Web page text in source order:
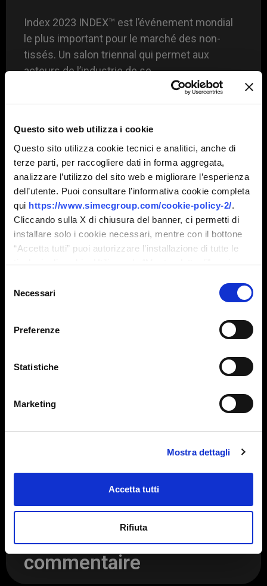
Questo sito web utilizza i cookie
Questo sito utilizza cookie tecnici e analitici, anche di
terze parti, per raccogliere dati in forma aggregata,
analizzare l’utilizzo del sito web e migliorare l’esperienza
dell’utente. Puoi consultare l’informativa cookie completa
qui https://www.simecgroup.com/cookie-policy-2/.
Cliccando sulla X di chiusura del banner, ci permetti di
installare solo i cookie necessari, mentre con il bottone
“Accetta tutti” puoi autorizzare l’installazione di tutte le
tipologie di cookie. Utilizzando “Mostra dettagli” puoi
successivi.
delNecessari
Preferenze
Statistiche
Marketing
Mostra dettagli
Accetta tutti
Rifiuta
Index 2023 INDEX™ est l’événement mondial
le plus important pour le marché des non-
tissés. Un salon triennal qui permet aux
acteurs de l’industrie de se
LEGGI TUTTO »
30 mars 2023 Aucun
commentaire
FOIRES ET ÉVÉNEMENTS
K 2022 K Dusseldorf™ le principal salon
mondial de l’industrie des plastiques et du
LEGGI TUTTO »
29 août 2022 Aucun
commentaire